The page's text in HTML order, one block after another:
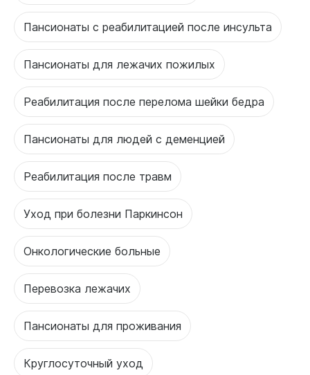
Пансионаты с реабилитацией после инсульта
Пансионаты для лежачих пожилых
Реабилитация после перелома шейки бедра
Пансионаты для людей с деменцией
Реабилитация после травм
Уход при болезни Паркинсон
Онкологические больные
Перевозка лежачих
Пансионаты для проживания
Круглосуточный уход